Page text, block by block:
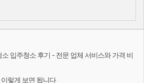
입주청소 후기 - 전문 업체 서비스와 가격 비
렇게 보면 됩니다